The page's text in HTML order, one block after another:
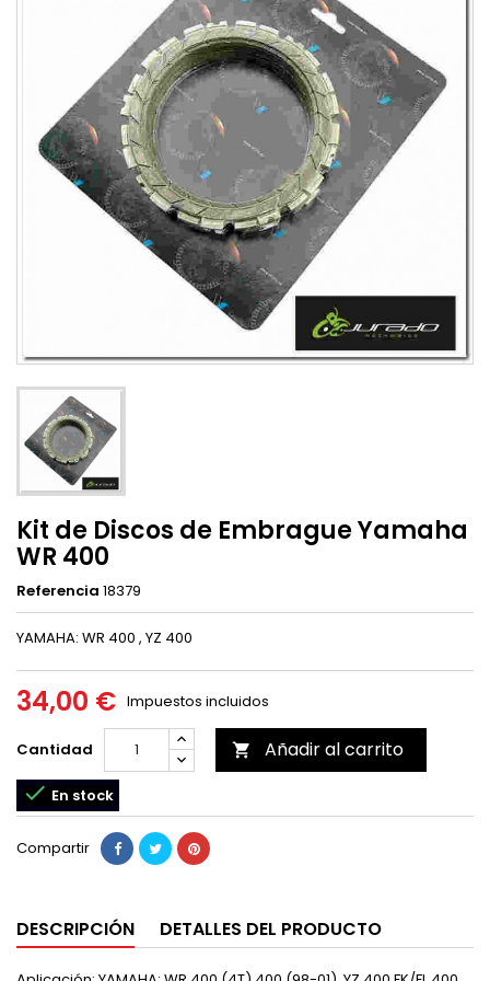
Kit de Discos de Embrague Yamaha
WR 400
Referencia 18379
YAMAHA: WR 400 , YZ 400
34,00 € Impuestos incluidos
Cantidad  Añadir al carrito
 En stock
Compartir
DESCRIPCIÓN DETALLES DEL PRODUCTO